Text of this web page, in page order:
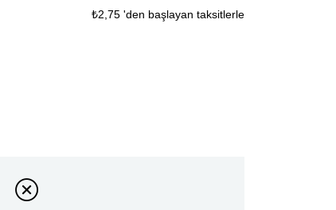
₺2,75 'den başlayan taksitlerle